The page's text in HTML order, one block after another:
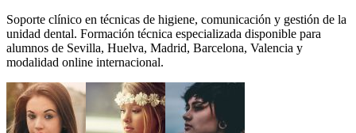
Soporte clínico en técnicas de higiene, comunicación y gestión de la
unidad dental. Formación técnica especializada disponible para
alumnos de Sevilla, Huelva, Madrid, Barcelona, Valencia y
modalidad online internacional.